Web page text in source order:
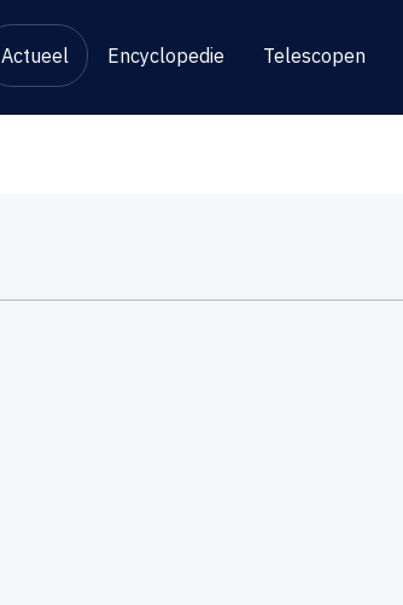
Actueel Encyclopedie Telescopen